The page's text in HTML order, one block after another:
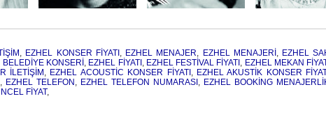
, EZHEL KONSER FİYATI , EZHEL MENAJER, EZHEL MENAJERİ , EZHEL
BELEDİYE KONSERİ , EZHEL FİYATI , EZHEL FESTİVAL FİYATI , EZHEL MEKAN
İLETİŞİM , EZHEL ACOUSTİC KONSER FİYATI , EZHEL AKUSTİK KONSER
, EZHEL TELEFON , EZHEL TELEFON NUMARASI , EZHEL BOOKİNG
FİYAT,